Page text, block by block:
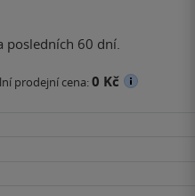
posledních 60 dní.
prodejní cena:0 Kč